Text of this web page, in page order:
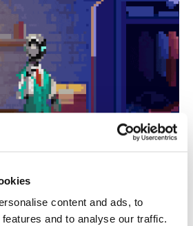
content and ads, to
and to analyse our traffic.